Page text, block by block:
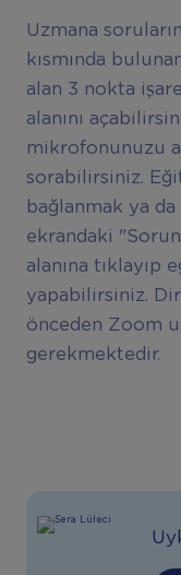
Uzmana
kısmında
alan 3 nokta
alanını
mikrofonunuzu
sorabilirsiniz.
bağlanmak ya
ekrandaki "Sorun
alanına tıklayıp
yapabilirsiniz.
önceden Zoom
gerekmektedir.